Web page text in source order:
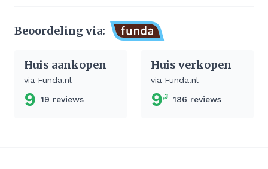
Stille verkoop
Beoordeling via:
Huis aankopen
via Funda.nl
9 19 reviews
Huis verkopen
via Funda.nl
9,3 186 reviews